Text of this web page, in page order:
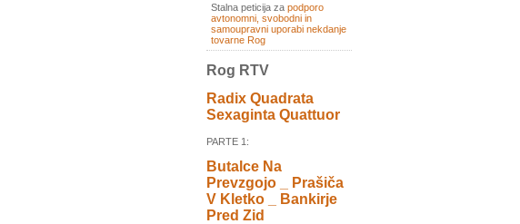
Stalna peticija za podporo
avtonomni, svobodni in
samoupravni uporabi nekdanje
tovarne Rog
Rog RTV
Radix Quadrata
Sexaginta Quattuor
PARTE 1:
Butalce Na
Prevzgojo _ Prašiča
V Kletko _ Bankirje
Pred Zid